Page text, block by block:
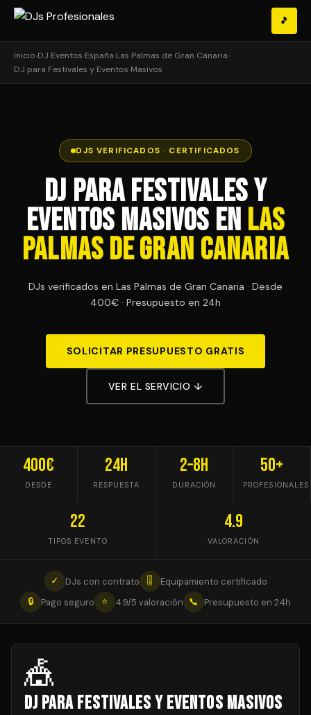
🎵
Inicio›DJ Eventos›España›Las Palmas de Gran Canaria›
DJ para Festivales y Eventos Masivos
DJS VERIFICADOS · CERTIFICADOS
DJ para Festivales y
Eventos Masivos en Las
Palmas de Gran Canaria
DJs verificados en Las Palmas de Gran Canaria · Desde
400€ · Presupuesto en 24h
SOLICITAR PRESUPUESTO GRATIS
VER EL SERVICIO ↓
400€
DESDE
24h
RESPUESTA
2–8h
DURACIÓN
50+
PROFESIONALES
22
TIPOS EVENTO
4.9
VALORACIÓN
✓ DJs con contrato 🎚
Equipamiento certificado
🔒
Pago seguro ⭐ 4.9/5 valoración 📞 Presupuesto en 24h
🎪
DJ para Festivales y Eventos Masivos